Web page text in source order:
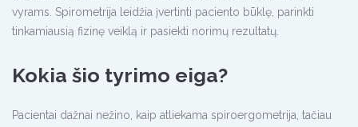
vyrams. Spirometrija leidžia įvertinti paciento būklę, parinkti
tinkamiausią fizinę veiklą ir pasiekti norimų rezultatų.
Kokia šio tyrimo eiga?
Pacientai dažnai nežino, kaip atliekama spiroergometrija, tačiau